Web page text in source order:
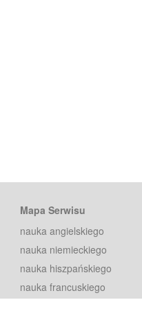
Mapa Serwisu
nauka angielskiego
nauka niemieckiego
nauka hiszpańskiego
nauka francuskiego